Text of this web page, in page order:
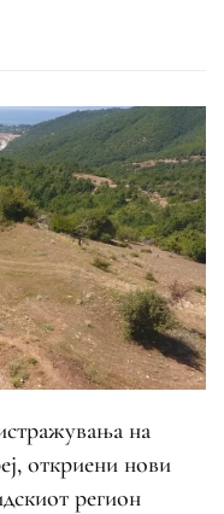
на
откриени нови
регион